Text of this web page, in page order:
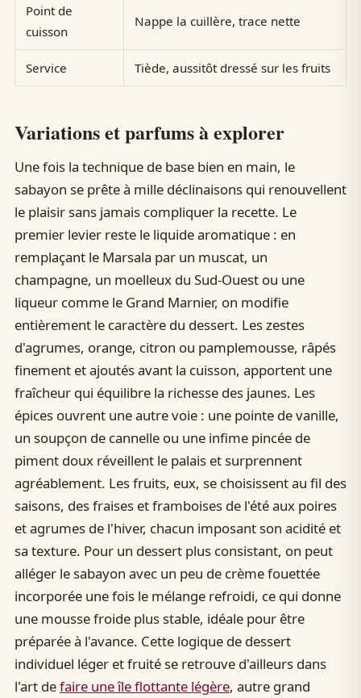
Point de
cuisson
Nappe la cuillère, trace nette
Service Tiède, aussitôt dressé sur les fruits
Variations et parfums à explorer
Une fois la technique de base bien en main, le
sabayon se prête à mille déclinaisons qui renouvellent
le plaisir sans jamais compliquer la recette. Le
premier levier reste le liquide aromatique : en
remplaçant le Marsala par un muscat, un
champagne, un moelleux du Sud-Ouest ou une
liqueur comme le Grand Marnier, on modifie
entièrement le caractère du dessert. Les zestes
d'agrumes, orange, citron ou pamplemousse, râpés
finement et ajoutés avant la cuisson, apportent une
fraîcheur qui équilibre la richesse des jaunes. Les
épices ouvrent une autre voie : une pointe de vanille,
un soupçon de cannelle ou une infime pincée de
piment doux réveillent le palais et surprennent
agréablement. Les fruits, eux, se choisissent au fil des
saisons, des fraises et framboises de l'été aux poires
et agrumes de l'hiver, chacun imposant son acidité et
sa texture. Pour un dessert plus consistant, on peut
alléger le sabayon avec un peu de crème fouettée
incorporée une fois le mélange refroidi, ce qui donne
une mousse froide plus stable, idéale pour être
préparée à l'avance. Cette logique de dessert
individuel léger et fruité se retrouve d'ailleurs dans
l'art defaire une île flottante légère, autre grand